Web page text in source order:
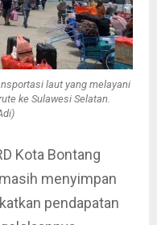
laut yang melayani
ke Sulawesi Selatan.
Kota Bontang
menyimpan
pendapatan